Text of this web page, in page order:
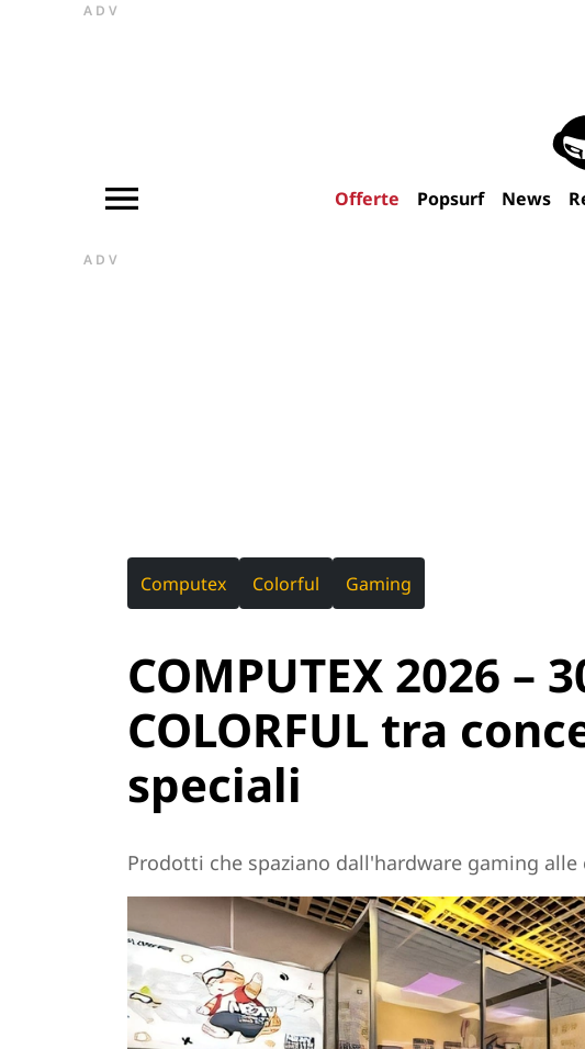
ADV
Offerte Popsurf News
ADV
Computex Colorful Gaming
COMPUTEX 2026 –
COLORFUL tra
speciali
Prodotti che spaziano dall'hardware gaming